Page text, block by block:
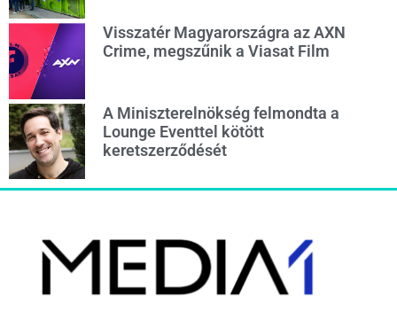
Visszatér Magyarországra az AXN
Crime, megszűnik a Viasat Film
A Miniszterelnökség felmondta a
Lounge Eventtel kötött
keretszerződését